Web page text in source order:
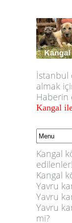
İstanbul
almak
Haberin
Kangal
Kangal
edilenler!
Kangal
Yavru
Yavru
Yavru
mi?